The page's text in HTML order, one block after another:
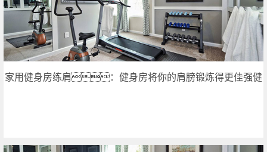
家用健身房练肩：健身房将你的肩膀锻炼得更佳强健